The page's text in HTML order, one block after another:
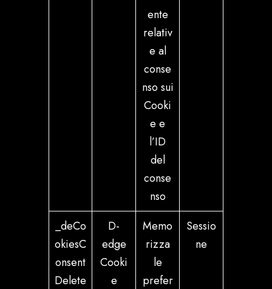
ente
relativ
e al
conse
nso sui
Cooki
e e
l’ID
del
conse
nso
_deCo
okiesC
onsent
Delete
D-
edge
Cooki
e
Memo
rizza
le
prefer
Sessio
ne